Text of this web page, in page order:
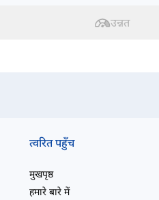
उन्नत
त्वरित पहुँच
मुखपृष्ठ
हमारे बारे में